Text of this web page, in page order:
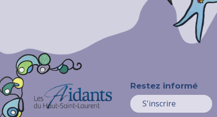
Restez informé
S'inscrire